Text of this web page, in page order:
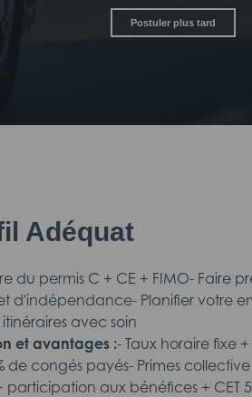
Postuler plus tard
Adéquat
du permis C + CE + FIMO- Faire
d'indépendance- Planifier votre
avec soin
et avantages :- Taux horaire fixe
de congés payés- Primes
participation aux bénéfices + CET